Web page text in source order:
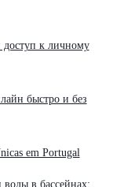
к личному
быстро и без
em Portugal
в бассейнах: